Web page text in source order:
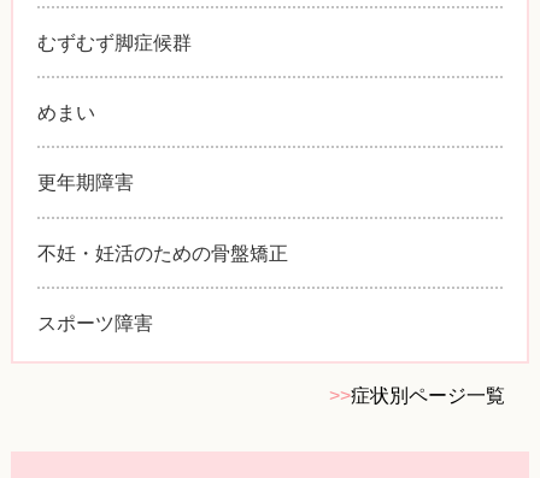
むずむず脚症候群
めまい
更年期障害
不妊・妊活のための骨盤矯正
スポーツ障害
>>症状別ページ一覧